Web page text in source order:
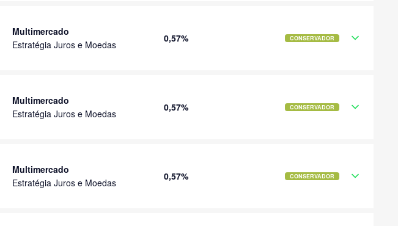
Multimercado
Estratégia Juros e Moedas
0,57% CONSERVADOR
Multimercado
Estratégia Juros e Moedas
0,57% CONSERVADOR
Multimercado
Estratégia Juros e Moedas
0,57% CONSERVADOR